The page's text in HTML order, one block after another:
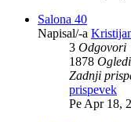
Salona 40
Napisal/-a
3 Odgovori
1878 Ogledi
Zadnji
prispevek
Pe Apr 18,